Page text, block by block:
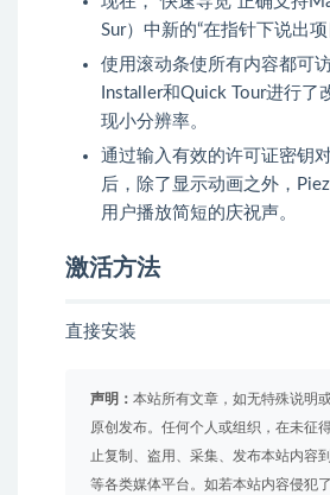
Sur）中新的“在指针下说出项
使用滚动条使所有内容都可
Installer和Quick Tour进行了
现小分辨率。
通过输入有效的许可证密钥
后，除了显示动画之外，
用户播放简短的庆祝声。
激活方法
直接安装
声明： 本站所有文章，如无特殊说明
原创发布。任何个人或组织，在未征
止复制、盗用、采集、发布本站内容
等各类媒体平台。如若本站内容侵犯